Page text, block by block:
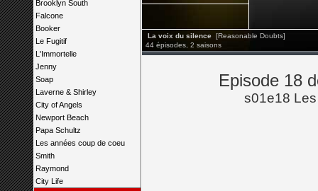
Brooklyn South
Falcone
Booker
Le Fugitif
L'Immortelle
Jenny
Soap
Laverne & Shirley
City of Angels
Newport Beach
Papa Schultz
Les années coup de coeu
Smith
Raymond
City Life
La voix du silence [Reasonable Doubts]
44 épisodes, 2 saisons
Episode 18
s01e18